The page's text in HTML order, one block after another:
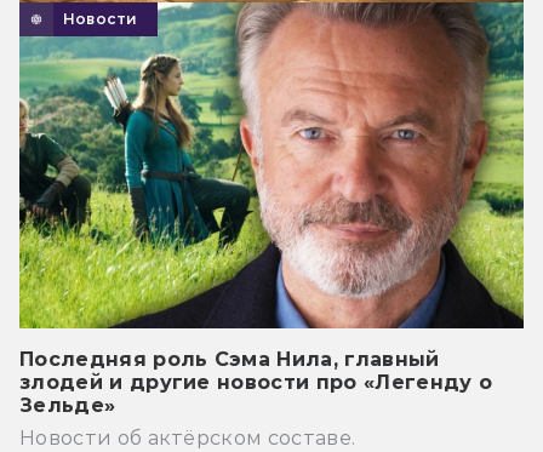
Новости
Последняя роль Сэма Нила, главный
злодей и другие новости про «Легенду о
Зельде»
Новости об актёрском составе.